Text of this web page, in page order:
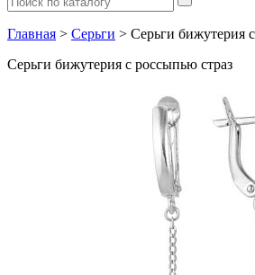
Главная > Серьги > Серьги бижутерия
Серьги бижутерия с россыпью страз